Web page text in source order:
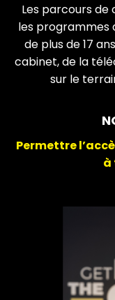
Les parcours de
les programmes
de plus de 17
cabinet, de la
sur le
Permettre
à